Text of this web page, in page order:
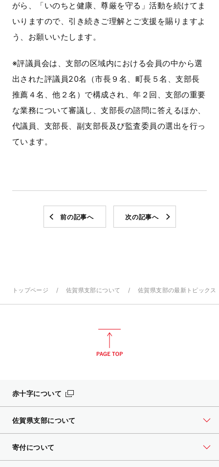
がら、「いのちと健康、尊厳を守る」活動を続けてま
いりますので、引き続きご理解とご支援を賜りますよ
う、お願いいたします。
※評議員会は、支部の区域内における会員の中から選
出された評議員20名（市長９名、町長５名、支部長
推薦４名、他２名）で構成され、年２回、支部の重要
な業務について審議し、支部長の諮問に答えるほか、
代議員、支部長、副支部長及び監査委員の選出を行っ
ています。
前の記事へ 次の記事へ
トップページ 佐賀県支部について 佐賀県支部の最新トピックス
赤十字について
佐賀県支部について
寄付について